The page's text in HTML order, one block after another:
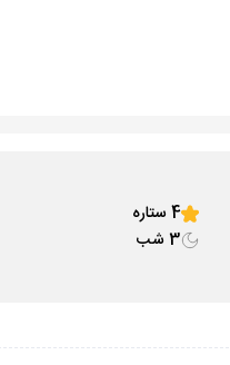
4 ستاره
3 شب